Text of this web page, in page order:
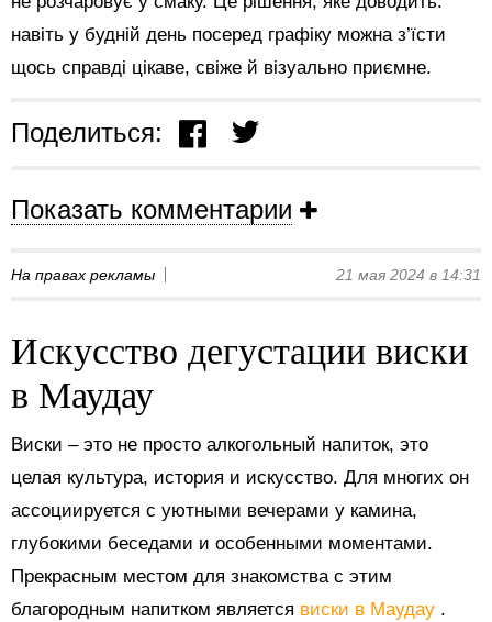
навіть у будній день посеред графіку можна з’їсти
щось справді цікаве, свіже й візуально приємне.
Поделиться:
Показать комментарии
На правах рекламы 21 мая 2024 в 14:31
Искусство дегустации виски
в Маудау
Виски – это не просто алкогольный напиток, это
целая культура, история и искусство. Для многих он
ассоциируется с уютными вечерами у камина,
глубокими беседами и особенными моментами.
Прекрасным местом для знакомства с этим
благородным напитком является виски в Маудау .